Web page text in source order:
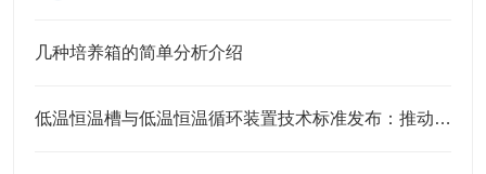
几种培养箱的简单分析介绍
低温恒温槽与低温恒温循环装置技术标准发布：推动行业规范化与高质量发展